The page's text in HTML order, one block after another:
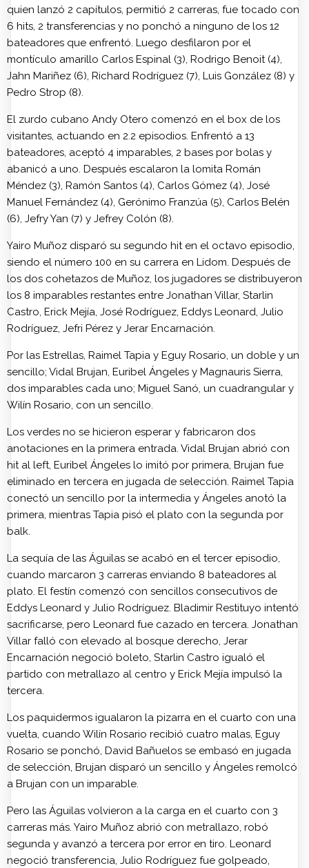
quien lanzó 2 capítulos, permitió 2 carreras, fue tocado con
6 hits, 2 transferencias y no ponchó a ninguno de los 12
bateadores que enfrentó. Luego desfilaron por el
montículo amarillo Carlos Espinal (3), Rodrigo Benoit (4),
Jahn Mariñez (6), Richard Rodríguez (7), Luis González (8) y
Pedro Strop (8).
El zurdo cubano Andy Otero comenzó en el box de los
visitantes, actuando en 2.2 episodios. Enfrentó a 13
bateadores, aceptó 4 imparables, 2 bases por bolas y
abanicó a uno. Después escalaron la lomita Román
Méndez (3), Ramón Santos (4), Carlos Gómez (4), José
Manuel Fernández (4), Gerónimo Franzúa (5), Carlos Belén
(6), Jefry Yan (7) y Jefrey Colón (8).
Yairo Muñoz disparó su segundo hit en el octavo episodio,
siendo el número 100 en su carrera en Lidom. Después de
los dos cohetazos de Muñoz, los jugadores se distribuyeron
los 8 imparables restantes entre Jonathan Villar, Starlin
Castro, Erick Mejía, José Rodríguez, Eddys Leonard, Julio
Rodríguez, Jefri Pérez y Jerar Encarnación.
Por las Estrellas, Raimel Tapia y Eguy Rosario, un doble y un
sencillo; Vidal Brujan, Euribel Ángeles y Magnauris Sierra,
dos imparables cada uno; Miguel Sanó, un cuadrangular y
Wilín Rosario, con un sencillo.
Los verdes no se hicieron esperar y fabricaron dos
anotaciones en la primera entrada. Vidal Brujan abrió con
hit al left, Euribel Ángeles lo imitó por primera, Brujan fue
eliminado en tercera en jugada de selección. Raimel Tapia
conectó un sencillo por la intermedia y Ángeles anotó la
primera, mientras Tapia pisó el plato con la segunda por
balk.
La sequía de las Águilas se acabó en el tercer episodio,
cuando marcaron 3 carreras enviando 8 bateadores al
plato. El festín comenzó con sencillos consecutivos de
Eddys Leonard y Julio Rodríguez. Bladimir Restituyo intentó
sacrificarse, pero Leonard fue cazado en tercera. Jonathan
Villar falló con elevado al bosque derecho, Jerar
Encarnación negoció boleto, Starlin Castro igualó el
partido con metrallazo al centro y Erick Mejía impulsó la
tercera.
Los paquidermos igualaron la pizarra en el cuarto con una
vuelta, cuando Wilín Rosario recibió cuatro malas, Eguy
Rosario se ponchó, David Bañuelos se embasó en jugada
de selección, Brujan disparó un sencillo y Ángeles remolcó
a Brujan con un imparable.
Pero las Águilas volvieron a la carga en el cuarto con 3
carreras más. Yairo Muñoz abrió con metrallazo, robó
segunda y avanzó a tercera por error en tiro. Leonard
negoció transferencia, Julio Rodríguez fue golpeado,